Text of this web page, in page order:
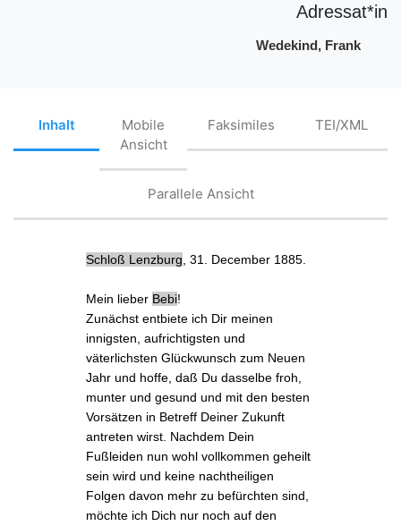
Adressat*in
Wedekind, Frank
Inhalt
Mobile
Ansicht
Faksimiles TEI/XML
Parallele Ansicht
Schloß Lenzburg , 31. December 1885.
Mein lieber Bebi!
Zunächst entbiete ich Dir meinen
innigsten, aufrichtigsten und
väterlichsten Glückwunsch zum Neuen
Jahr und hoffe, daß Du dasselbe froh,
munter und gesund und mit den besten
Vorsätzen in Betreff Deiner Zukunft
antreten wirst. Nachdem Dein
Fußleiden nun wohl vollkommen geheilt
sein wird und keine nachtheiligen
Folgen davon mehr zu befürchten sind,
möchte ich Dich nur noch auf den